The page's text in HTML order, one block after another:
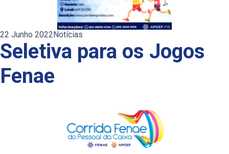
Seletiva para os Jogos
Fenae
22 Junho 2022Notícias